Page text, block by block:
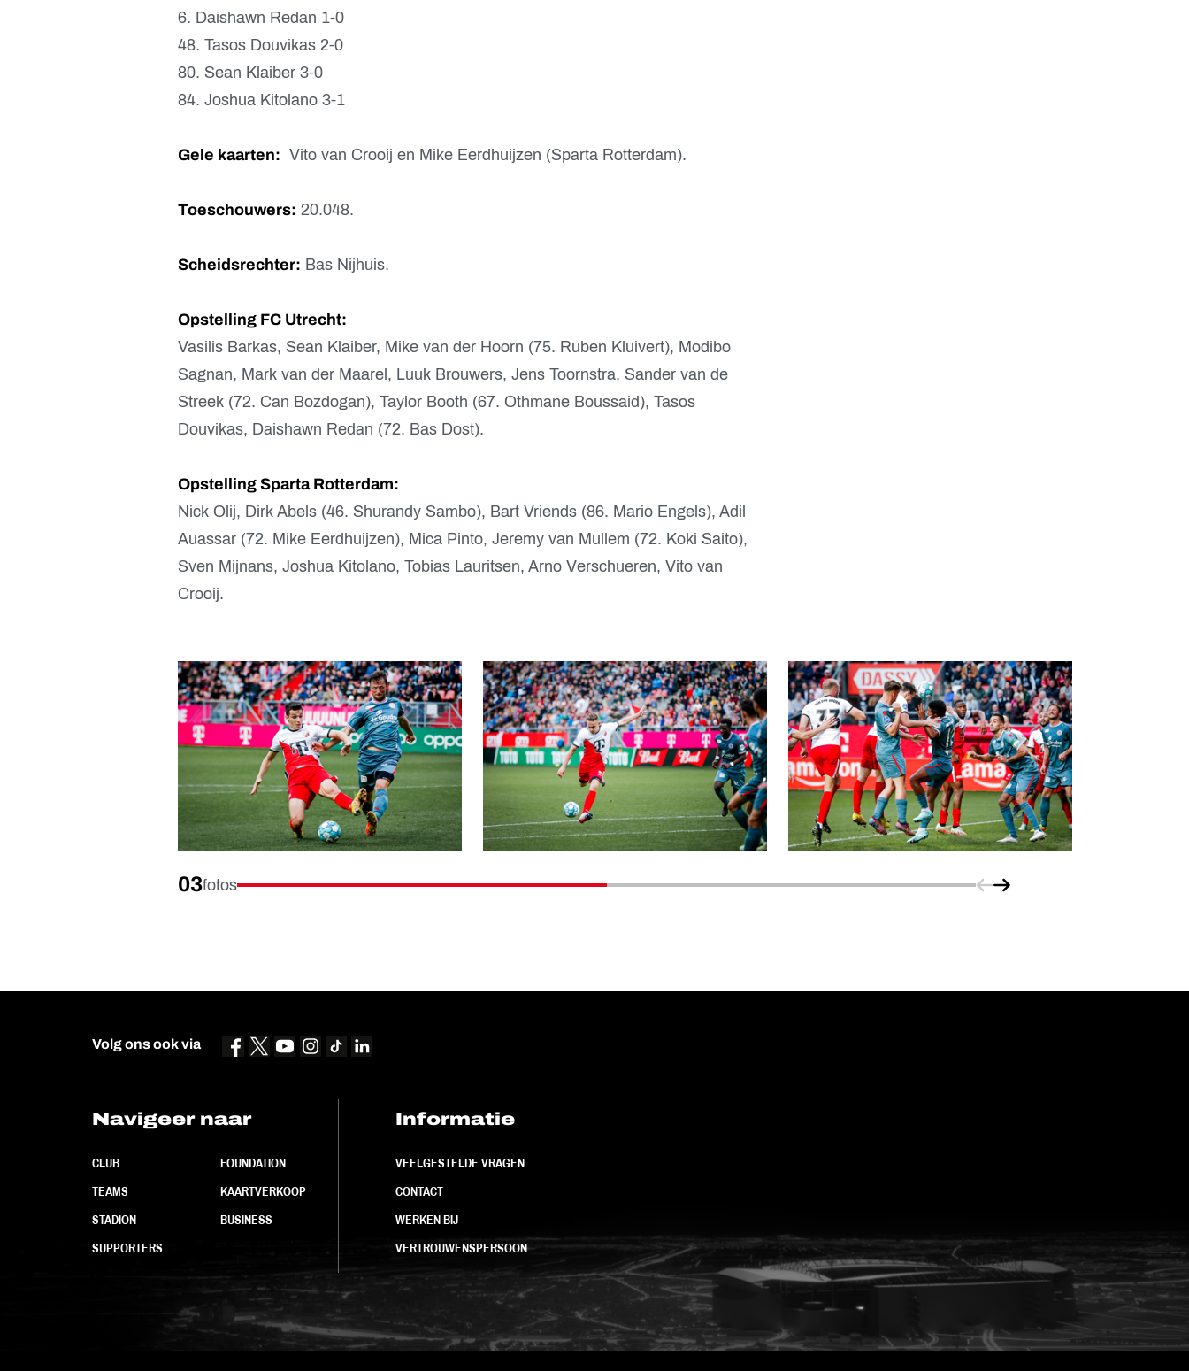
6. Daishawn Redan 1-0
48. Tasos Douvikas 2-0
80. Sean Klaiber 3-0
84. Joshua Kitolano 3-1
Gele kaarten: Vito van Crooij en Mike Eerdhuijzen (Sparta Rotterdam).
Toeschouwers: 20.048.
Scheidsrechter: Bas Nijhuis.
Opstelling FC Utrecht:
Vasilis Barkas, Sean Klaiber, Mike van der Hoorn (75. Ruben Kluivert), Modibo
Sagnan, Mark van der Maarel, Luuk Brouwers, Jens Toornstra, Sander van de
Streek (72. Can Bozdogan), Taylor Booth (67. Othmane Boussaid), Tasos
Douvikas, Daishawn Redan (72. Bas Dost).
Opstelling Sparta Rotterdam:
Nick Olij, Dirk Abels (46. Shurandy Sambo), Bart Vriends (86. Mario Engels), Adil
Auassar (72. Mike Eerdhuijzen), Mica Pinto, Jeremy van Mullem (72. Koki Saito),
Sven Mijnans, Joshua Kitolano, Tobias Lauritsen, Arno Verschueren, Vito van
Crooij.
03fotos
Volg ons ook via
Navigeer naar
CLUB
TEAMS
STADION
SUPPORTERS
FOUNDATION
KAARTVERKOOP
BUSINESS
Informatie
VEELGESTELDE VRAGEN
CONTACT
WERKEN BIJ
VERTROUWENSPERSOON